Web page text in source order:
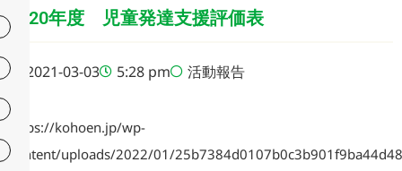
2020年度 児童発達支援評価表
2021-03-03 5:28 pm 活動報告
https://kohoen.jp/wp-
content/uploads/2022/01/